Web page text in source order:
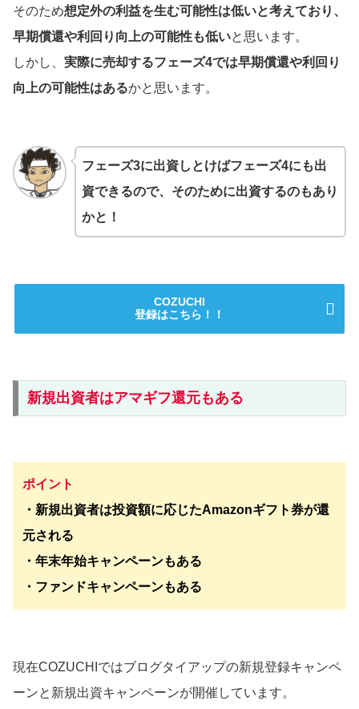
そのため想定外の利益を生む可能性は低いと考えており、
早期償還や利回り向上の可能性も低いと思います。
しかし、 実際に売却するフェーズ4では早期償還や利回り
向上の可能性はあるかと思います。
フェーズ3に出資しとけばフェーズ4にも出
資できるので、そのために出資するのもあり
かと！
COZUCHI
登録はこちら！！
新規出資者はアマギフ還元もある
ポイント
・新規出資者は投資額に応じたAmazonギフト券が還
元される
・年末年始キャンペーンもある
・ファンドキャンペーンもある
現在COZUCHIではブログタイアップの新規登録キャンペ
ーンと新規出資キャンペーンが開催しています。